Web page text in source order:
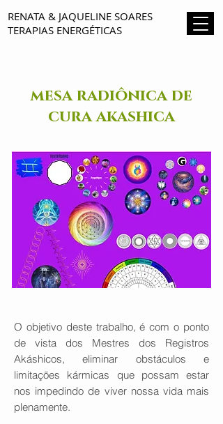
RENATA & JAQUELINE SOARES
TERAPIAS ENERGÉTICAS
mesa radiônica de
cura akashica
O objetivo deste trabalho, é com o ponto
de vista dos Mestres dos Registros
Akáshicos, eliminar obstáculos e
limitações kármicas que possam estar
nos impedindo de viver nossa vida mais
plenamente.